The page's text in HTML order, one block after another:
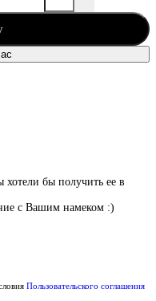
бы получить ее в
с Вашим намеком :)
Пользовательского соглашения